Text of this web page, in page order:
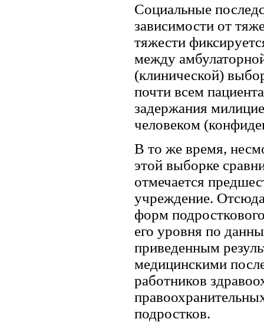
Социальные
зависимости от
тяжести
между
(клинической)
почти всем
задержания
человеком
В то же время,
этой выборке
отмечается
учреждение.
форм
его уровня по
приведенным
медицинскими
работников
подростков.